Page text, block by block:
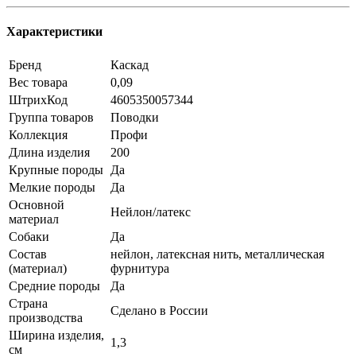
Характеристики
Бренд
Каскад
Вес товара
0,09
ШтрихКод
4605350057344
Группа товаров
Поводки
Коллекция
Профи
Длина изделия
200
Крупные породы Да
Мелкие породы
Да
Основной
материал
Нейлон/латекс
Собаки
Да
Состав
(материал)
нейлон, латексная нить, металлическая
фурнитура
Средние породы
Да
Страна
производства
Сделано в России
Ширина изделия,
см
1,3